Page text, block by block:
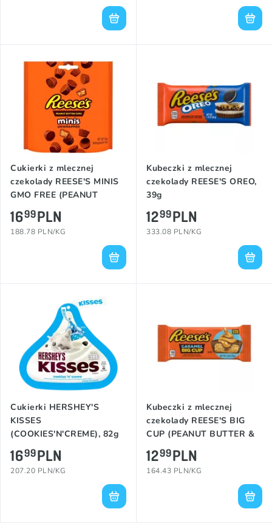
Cukierki z mlecznej
czekolady REESE'S MINIS
GMO FREE (PEANUT
BUTTER), 90g
1699PLN
188.78 PLN/KG
Kubeczki z mlecznej
czekolady REESE'S OREO,
39g
1299PLN
333.08 PLN/KG
Cukierki HERSHEY'S
KISSES
(COOKIES'N'CREME), 82g
1699PLN
207.20 PLN/KG
Kubeczki z mlecznej
czekolady REESE'S BIG
CUP (PEANUT BUTTER &
CARAMEL), 79g
1299PLN
164.43 PLN/KG